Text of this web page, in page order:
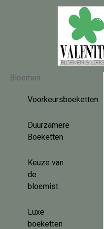
Bloemen
Voorkeursboeketten
Duurzamere
Boeketten
Keuze van
de
bloemist
Luxe
boeketten